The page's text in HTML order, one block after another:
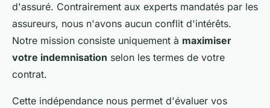
d'assuré. Contrairement aux experts mandatés par les
assureurs, nous n'avons aucun conflit d'intérêts.
Notre mission consiste uniquement à maximiser
votre indemnisation selon les termes de votre
contrat.
Cette indépendance nous permet d'évaluer vos